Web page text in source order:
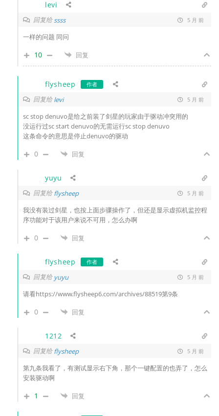
levi
回复给ssss 5 月 前
一样的问题 同问
10 回复
flysheep 作者
回复给levi 5 月 前
sc stop denuvo是给之前装了剑星的玩家由于驱动冲突用的
没运行过sc start denuvo的无需运行sc stop denuvo
这条命令的意思是停止denuvo的驱动
0 回复
yuyu
回复给flysheep 5 月 前
我没有装过剑星，也按上面步骤操作了，但还是显示虚拟机监控程
序功能对于该用户来说不可用，怎么办啊
0 回复
flysheep 作者
回复给yuyu 5 月 前
请看https://www.flysheep6.com/archives/88519第9条
0 回复
1212
回复给flysheep 5 月 前
第九条我看了，有测试显示右下角，那个一键配置的也弄了，怎么
安装驱动啊
1 回复